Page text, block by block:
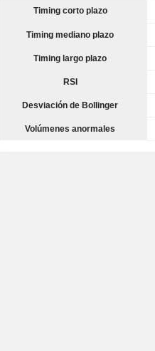
Timing corto plazo
Timing mediano plazo
Timing largo plazo
RSI
Desviación de Bollinger
Volúmenes anormales